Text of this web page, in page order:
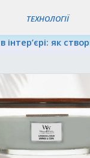
ТЕХНОЛОГІЇ
інтер’єрі: як